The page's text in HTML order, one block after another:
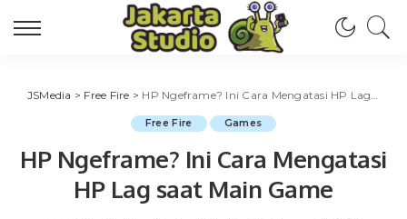
JSMedia > Free Fire > HP Ngeframe? Ini Cara Mengatasi HP Lag saat Main Game
Free Fire Games
HP Ngeframe? Ini Cara Mengatasi
HP Lag saat Main Game